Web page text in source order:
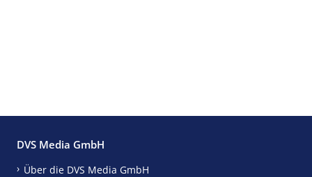
DVS Media GmbH
Über die DVS Media GmbH